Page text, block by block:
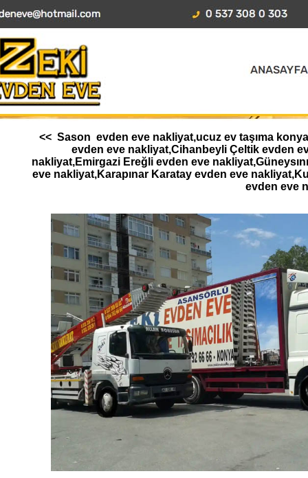
<< Sason evden eve nakliyat,ucuz ev taşıma
evden eve nakliyat,Cihanbeyli Çeltik evden
nakliyat,Emirgazi Ereğli evden eve
eve nakliyat,Karapınar Karatay evden eve
evden eve